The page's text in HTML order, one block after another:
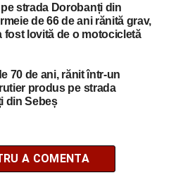
strada Dorobanți din
de 66 de ani rănită grav,
fost lovită de o motocicletă
70 de ani, rănit într-un
produs pe strada
din Sebeș
A COMENTA